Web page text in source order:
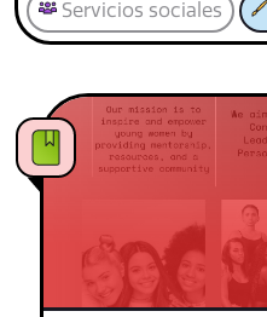
Servicios sociales